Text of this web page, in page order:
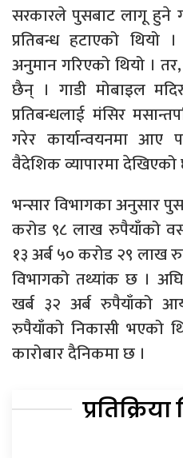
सरकारले पुसबाट लागू हुने
प्रतिबन्ध हटाएको
अनुमान गरिएको थियो ।
छैन् । गाडी मोबाइल
प्रतिबन्धलाई मंसिर
गरेर कार्यान्वयनमा आए
वैदेशिक व्यापारमा देखिएको
भन्सार विभागका अनुसार
करोड ९८ लाख रुपैयाँको
१३ अर्ब ५० करोड २९ लाख
विभागको तथ्यांक छ ।
खर्ब ३२ अर्ब रुपैयाँको
रुपैयाँको निकासी भएको
कारोबार दैनिकमा छ ।